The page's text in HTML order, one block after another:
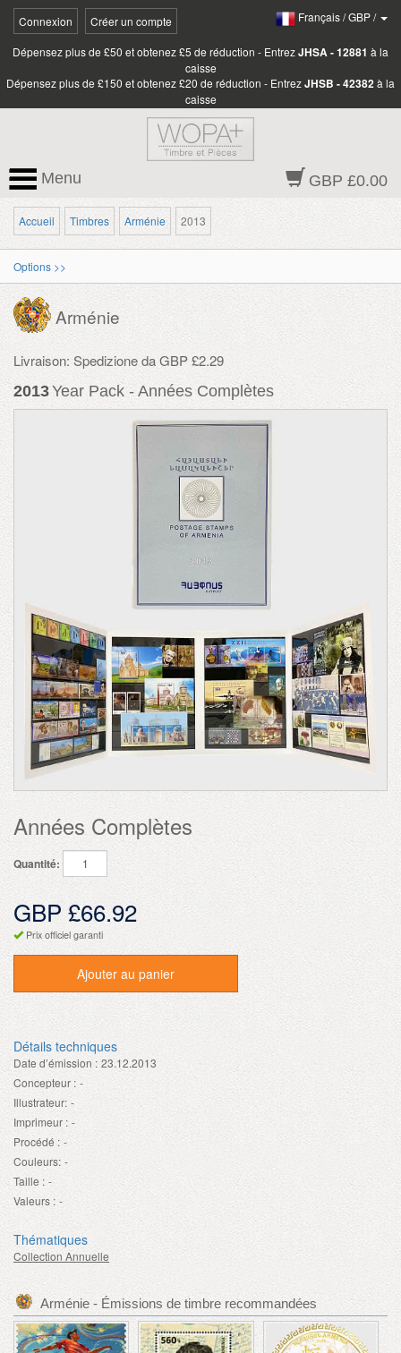
Connexion Créer un compte Français/GBP/
Dépensez plus de £50 et obtenez £5 de réduction - EntrezJHSA - 12881 à la
caisse
Dépensez plus de £150 et obtenez £20 de réduction - EntrezJHSB - 42382à la
caisse
GBP £0.00
Menu
Accueil Timbres Arménie 2013
Options >>
Arménie
Livraison: Spedizione da GBP £2.29
2013Year Pack - Années Complètes
Années Complètes
Quantité:
GBP £66.92
Prix officiel garanti
Ajouter au panier
Détails techniques
Date d’émission : 23.12.2013
Concepteur : -
Illustrateur: -
Imprimeur : -
Procédé : -
Couleurs: -
Taille : -
Valeurs : -
Thématiques
Collection Annuelle
Arménie - Émissions de timbre recommandées